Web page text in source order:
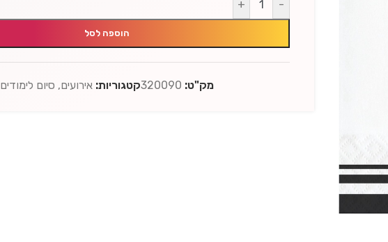
-
+
הוספה לסל
מק"ט: 320090קטגוריות: אירועים, סיום לימודים